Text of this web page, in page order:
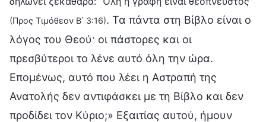
(Προς Τιμόθεον Β΄ 3:16). Τα πάντα στη Βίβλο είναι ο
λόγος του Θεού· οι πάστορες και οι
πρεσβύτεροι το λένε αυτό όλη την ώρα.
Επομένως, αυτό που λέει η Αστραπή της
Ανατολής δεν αντιφάσκει με τη Βίβλο και δεν
προδίδει τον Κύριο;» Εξαιτίας αυτού, ήμουν